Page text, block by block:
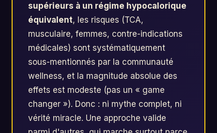
supérieurs à un régime hypocalorique
équivalent, les risques (TCA,
musculaire, femmes, contre-indications
médicales) sont systématiquement
sous-mentionnés par la communauté
wellness, et la magnitude absolue des
effets est modeste (pas un « game
changer »). Donc : ni mythe complet, ni
vérité miracle. Une approche valide